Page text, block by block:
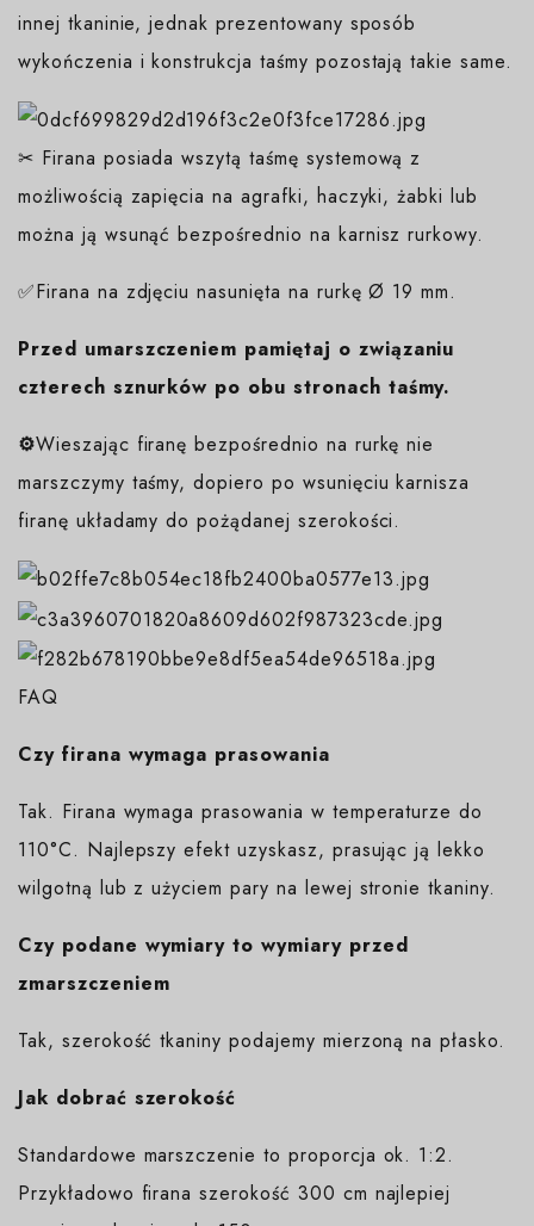
innej tkaninie, jednak prezentowany sposób
wykończenia i konstrukcja taśmy pozostają takie same.
✂ Firana posiada wszytą taśmę systemową z
możliwością zapięcia na agrafki, haczyki, żabki lub
można ją wsunąć bezpośrednio na karnisz rurkowy.
✅Firana na zdjęciu nasunięta na rurkę Ø 19 mm.
Przed umarszczeniem pamiętaj o związaniu
czterech sznurków po obu stronach taśmy.
⚙️Wieszając firanę bezpośrednio na rurkę nie
marszczymy taśmy, dopiero po wsunięciu karnisza
firanę układamy do pożądanej szerokości.
FAQ
Czy firana wymaga prasowania
Tak. Firana wymaga prasowania w temperaturze do
110°C. Najlepszy efekt uzyskasz, prasując ją lekko
wilgotną lub z użyciem pary na lewej stronie tkaniny.
Czy podane wymiary to wymiary przed
zmarszczeniem
Tak, szerokość tkaniny podajemy mierzoną na płasko.
Jak dobrać szerokość
Standardowe marszczenie to proporcja ok. 1:2.
Przykładowo firana szerokość 300 cm najlepiej